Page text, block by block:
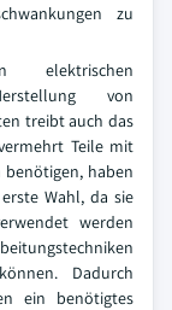
zu
elektrischen
von
treibt auch das
Teile mit
haben
Wahl, da sie
werden
Dadurch
ein benötigtes